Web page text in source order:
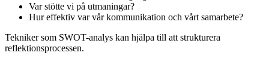
Var stötte vi på utmaningar?
Hur effektiv var vår kommunikation och vårt samarbete?
Tekniker som SWOT-analys kan hjälpa till att strukturera
reflektionsprocessen.